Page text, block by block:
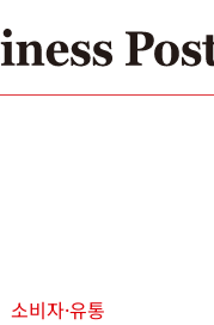
소비자·유통